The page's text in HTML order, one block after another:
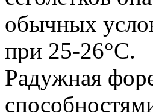
обычных
при 25-26°С.
Радужная